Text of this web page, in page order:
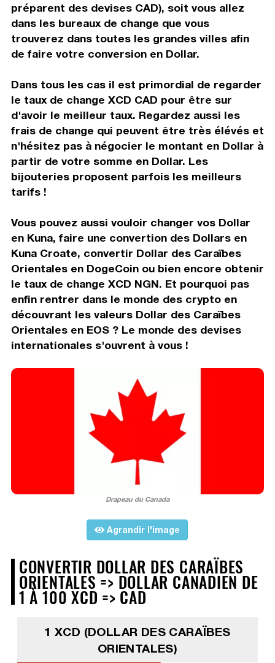
préparent des devises CAD), soit vous allez
dans les bureaux de change que vous
trouverez dans toutes les grandes villes afin
de faire votre conversion en Dollar.
Dans tous les cas il est primordial de regarder
le taux de change XCD CAD pour être sur
d'avoir le meilleur taux. Regardez aussi les
frais de change qui peuvent être très élévés et
n'hésitez pas à négocier le montant en Dollar à
partir de votre somme en Dollar. Les
bijouteries proposent parfois les meilleurs
tarifs !
Vous pouvez aussi vouloir changer vos Dollar
en Kuna, faire une convertion des Dollars en
Kuna Croate, convertir Dollar des Caraïbes
Orientales en DogeCoin ou bien encore obtenir
le taux de change XCD NGN. Et pourquoi pas
enfin rentrer dans le monde des crypto en
découvrant les valeurs Dollar des Caraïbes
Orientales en EOS ? Le monde des devises
internationales s'ouvrent à vous !
Drapeau du Canada
Agrandir l'image
CONVERTIR DOLLAR DES CARAÏBES
ORIENTALES => DOLLAR CANADIEN DE
1 À 100 XCD => CAD
1 XCD (DOLLAR DES CARAÏBES
ORIENTALES)